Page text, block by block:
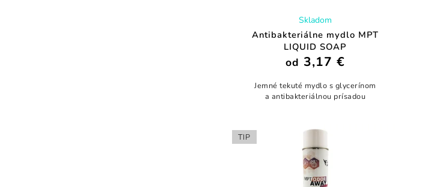
Antibakteriálne mydlo MPT
LIQUID SOAP
Skladom
od 3,17 €
Jemné tekuté mydlo s glycerínom
a antibakteriálnou prísadou
TIP